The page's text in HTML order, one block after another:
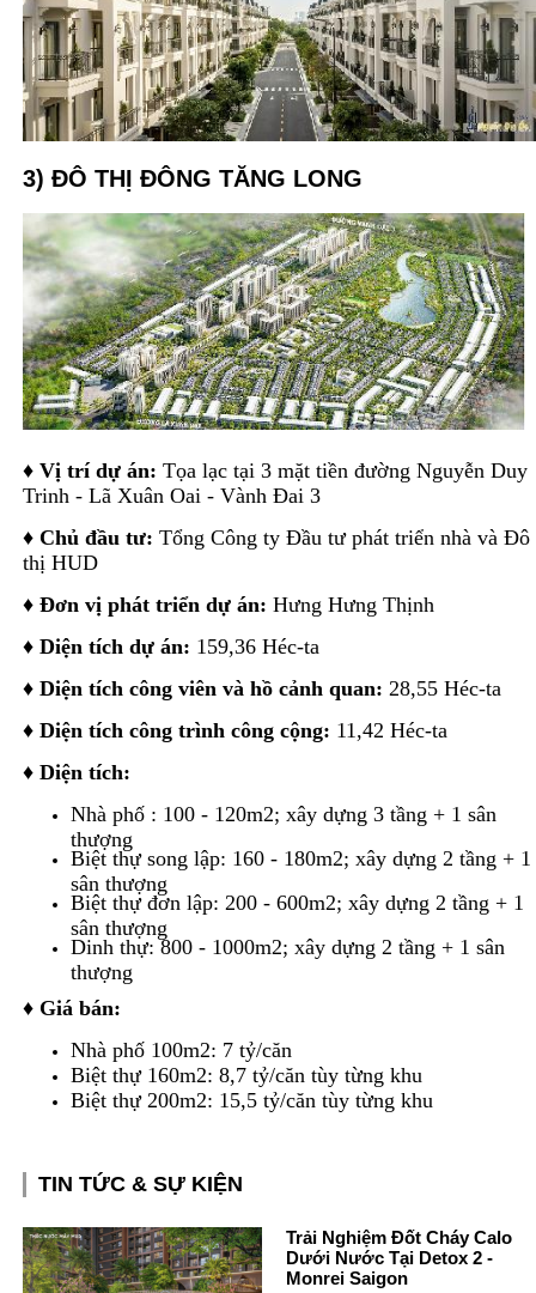
3) ĐÔ THỊ ĐÔNG TĂNG LONG
♦ Vị trí dự án: Tọa lạc tại 3 mặt tiền đường Nguyễn Duy
Trinh - Lã Xuân Oai - Vành Đai 3
♦ Chủ đầu tư: Tổng Công ty Đầu tư phát triển nhà và Đô
thị HUD
♦ Đơn vị phát triển dự án: Hưng Hưng Thịnh
♦ Diện tích dự án: 159,36 Héc-ta
♦ Diện tích công viên và hồ cảnh quan: 28,55 Héc-ta
♦ Diện tích công trình công cộng: 11,42 Héc-ta
♦ Diện tích:
Nhà phố : 100 - 120m2; xây dựng 3 tầng + 1 sân
thượng
Biệt thự song lập: 160 - 180m2; xây dựng 2 tầng + 1
sân thượng
Biệt thự đơn lập: 200 - 600m2; xây dựng 2 tầng + 1
sân thượng
Dinh thự: 800 - 1000m2; xây dựng 2 tầng + 1 sân
thượng
♦ Giá bán:
Nhà phố 100m2: 7 tỷ/căn
Biệt thự 160m2: 8,7 tỷ/căn tùy từng khu
Biệt thự 200m2: 15,5 tỷ/căn tùy từng khu
TIN TỨC & SỰ KIỆN
Trải Nghiệm Đốt Cháy Calo
Dưới Nước Tại Detox 2 -
Monrei Saigon